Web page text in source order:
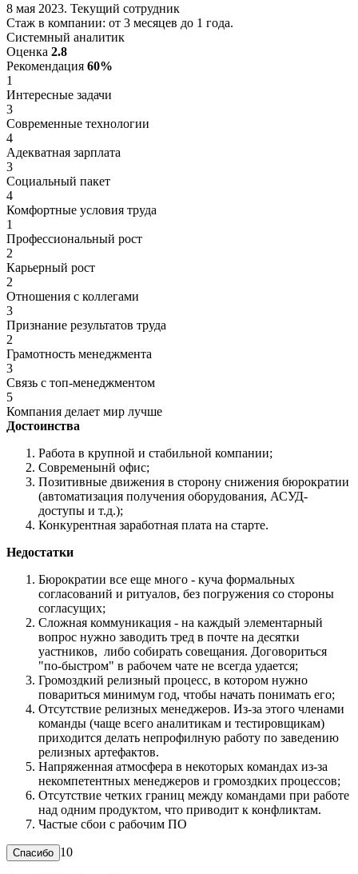
8 мая 2023. Текущий сотрудник
Стаж в компании: от 3 месяцев до 1 года.
Системный аналитик
Оценка 2.8
Рекомендация 60%
1
Интересные задачи
3
Современные технологии
4
Адекватная зарплата
3
Социальный пакет
4
Комфортные условия труда
1
Профессиональный рост
2
Карьерный рост
2
Отношения с коллегами
3
Признание результатов труда
2
Грамотность менеджмента
3
Связь с топ-менеджментом
5
Компания делает мир лучше
Достоинства
Работа в крупной и стабильной компании;
Современынй офис;
Позитивные движения в сторону снижения бюрократии
(автоматизация получения оборудования, АСУД-
доступы и т.д.);
Конкурентная заработная плата на старте.
Недостатки
Бюрократии все еще много - куча формальных
согласований и ритуалов, без погружения со стороны
согласущих;
Сложная коммуникация - на каждый элементарный
вопрос нужно заводить тред в почте на десятки
уастников, либо собирать совещания. Договориться
"по-быстром" в рабочем чате не всегда удается;
Громоздкий релизный процесс, в котором нужно
повариться минимум год, чтобы начать понимать его;
Отсутствие релизных менеджеров. Из-за этого членами
команды (чаще всего аналитикам и тестировщикам)
приходится делать непрофилную работу по заведению
релизных артефактов.
Напряженная атмосфера в некоторых командах из-за
некомпетентных менеджеров и громоздких процессов;
Отсутствие четких границ между командами при работе
над одним продуктом, что приводит к конфликтам.
Частые сбои с рабочим ПО
10